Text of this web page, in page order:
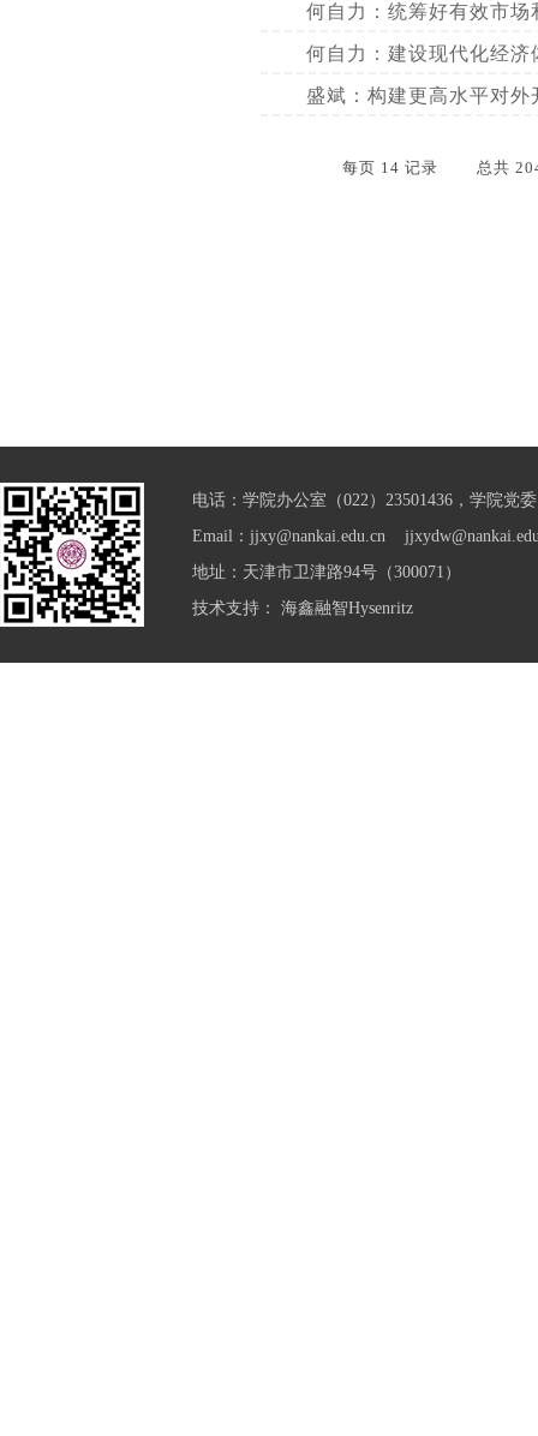
何自力：统筹好有效市场
何自力：建设现代化经
盛斌：构建更高水平对外
每页 14 记录 总共
电话：学院办公室（022）23501436，学院党
Email：jjxy@nankai.edu.cn
地址：天津市卫津路94号（300071）
技术支持： 海鑫融智Hysenritz